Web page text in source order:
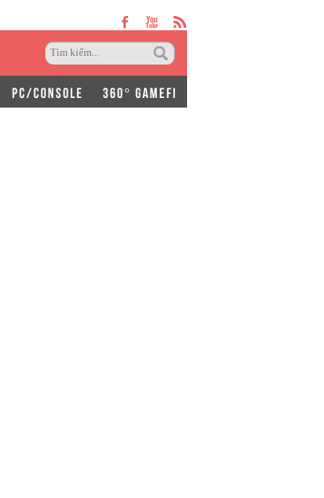
PC/CONSOLE 360° GAMEFI